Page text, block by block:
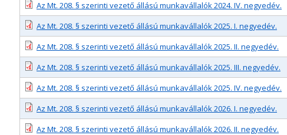
Az Mt. 208. § szerinti vezető állású munkavállalók 2024. IV. negyedév.
Az Mt. 208. § szerinti vezető állású munkavállalók 2025. I. negyedév.
Az Mt. 208. § szerinti vezető állású munkavállalók 2025. II. negyedév.
Az Mt. 208. § szerinti vezető állású munkavállalók 2025. III. negyedév.
Az Mt. 208. § szerinti vezető állású munkavállalók 2025. IV. negyedév.
Az Mt. 208. § szerinti vezető állású munkavállalók 2026. I. negyedév.
Az Mt. 208. § szerinti vezető állású munkavállalók 2026. II. negyedév.